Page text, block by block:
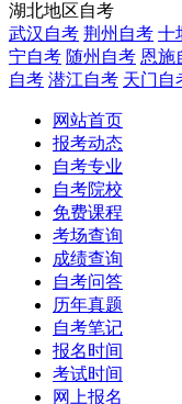
湖北地区自考
武汉自考 荆州自考 十
宁自考 随州自考 恩施
自考 潜江自考 天门自
网站首页
报考动态
自考专业
自考院校
免费课程
考场查询
成绩查询
自考问答
历年真题
自考笔记
报名时间
考试时间
网上报名